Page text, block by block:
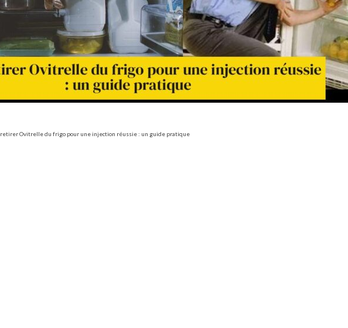
retirer Ovitrelle du frigo pour une injection réussie : un guide pratique